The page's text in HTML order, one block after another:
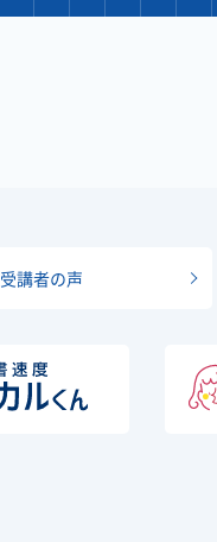
受講者の声